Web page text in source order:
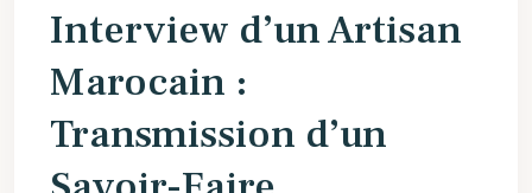
Interview d’un Artisan
Marocain :
Transmission d’un